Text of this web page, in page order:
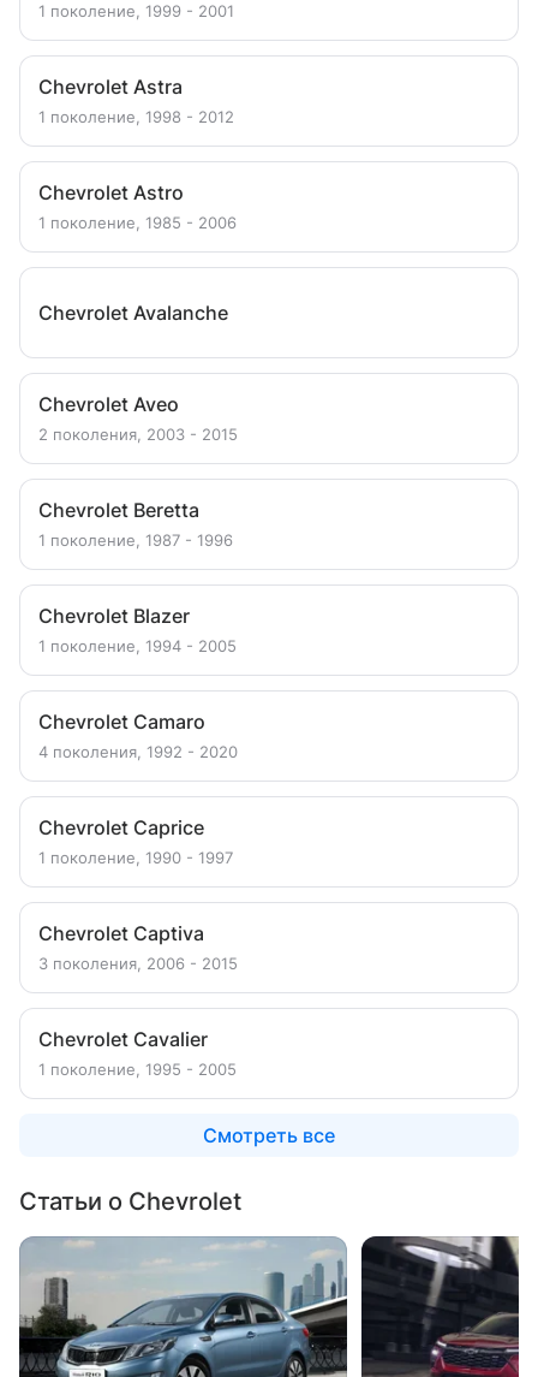
1 поколение, 1999 - 2001
Chevrolet Astra
1 поколение, 1998 - 2012
Chevrolet Astro
1 поколение, 1985 - 2006
Chevrolet Avalanche
Chevrolet Aveo
2 поколения, 2003 - 2015
Chevrolet Beretta
1 поколение, 1987 - 1996
Chevrolet Blazer
1 поколение, 1994 - 2005
Chevrolet Camaro
4 поколения, 1992 - 2020
Chevrolet Caprice
1 поколение, 1990 - 1997
Chevrolet Captiva
3 поколения, 2006 - 2015
Chevrolet Cavalier
1 поколение, 1995 - 2005
Смотреть все
Статьи о Chevrolet